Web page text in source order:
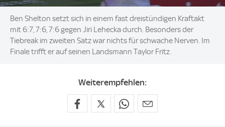
Ben Shelton setzt sich in einem fast dreistündigen Kraftakt
mit 6:7, 7:6, 7:6 gegen Jiri Lehecka durch. Besonders der
Tiebreak im zweiten Satz war nichts für schwache Nerven. Im
Finale trifft er auf seinen Landsmann Taylor Fritz.
Weiterempfehlen: